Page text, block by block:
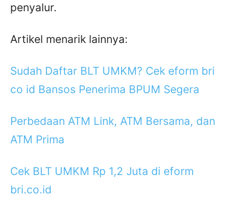
penyalur.
Artikel menarik lainnya:
Sudah Daftar BLT UMKM? Cek eform bri
co id Bansos Penerima BPUM Segera
Perbedaan ATM Link, ATM Bersama, dan
ATM Prima
Cek BLT UMKM Rp 1,2 Juta di eform
bri.co.id